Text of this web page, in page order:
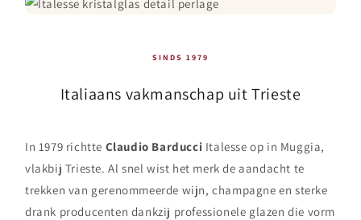
SINDS 1979
Italiaans vakmanschap uit Trieste
In 1979 richtte Claudio Barducci Italesse op in Muggia,
vlakbij Trieste. Al snel wist het merk de aandacht te
trekken van gerenommeerde wijn, champagne en sterke
drank producenten dankzij professionele glazen die vorm